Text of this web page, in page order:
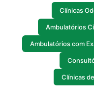
Clínicas
Ambulatórios
Ambulatórios com
Clínicas